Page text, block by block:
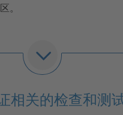
。
级为 ETICS (European
System) 内部的一个独立“
一种检查方法，现在已经
和 CCA 认证方法相提并
相关的检查和测